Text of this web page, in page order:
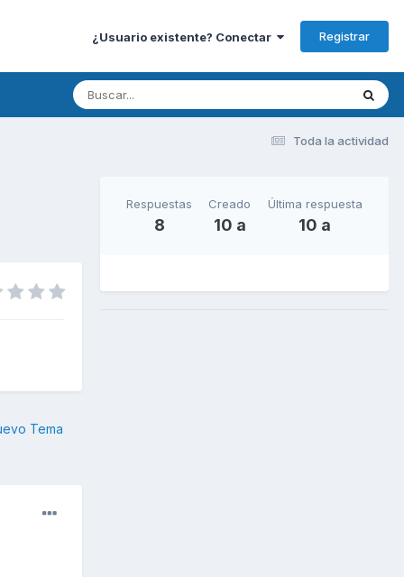
¿Usuario existente? Conectar Registrar
Toda la actividad
Tema
Respuestas
8
Creado
10 a
Última respuesta
10 a